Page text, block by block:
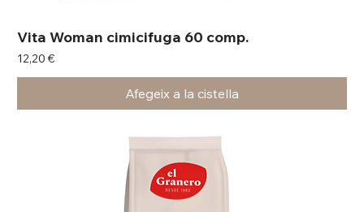
Vita Woman cimicifuga 60 comp.
Preu
12,20 €
Afegeix a la cistella